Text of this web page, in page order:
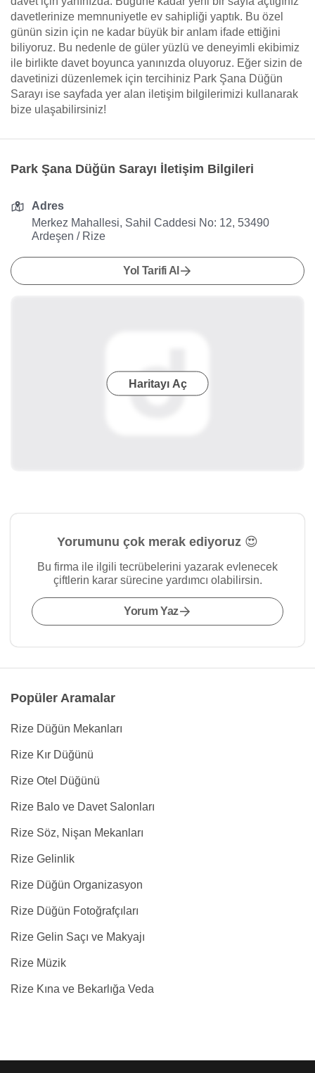
davetlerinize memnuniyetle ev sahipliği yaptık. Bu özel
günün sizin için ne kadar büyük bir anlam ifade ettiğini
biliyoruz. Bu nedenle de güler yüzlü ve deneyimli ekibimiz
ile birlikte davet boyunca yanınızda oluyoruz. Eğer sizin de
davetinizi düzenlemek için tercihiniz Park Şana Düğün
Sarayı ise sayfada yer alan iletişim bilgilerimizi kullanarak
bize ulaşabilirsiniz!
Park Şana Düğün Sarayı İletişim Bilgileri
Adres
Merkez Mahallesi, Sahil Caddesi No: 12, 53490
Ardeşen / Rize
Yol Tarifi Al
Haritayı Aç
Yorumunu çok merak ediyoruz 😍
Bu firma ile ilgili tecrübelerini yazarak evlenecek
çiftlerin karar sürecine yardımcı olabilirsin.
Yorum Yaz
Popüler Aramalar
Rize Düğün Mekanları
Rize Kır Düğünü
Rize Otel Düğünü
Rize Balo ve Davet Salonları
Rize Söz, Nişan Mekanları
Rize Gelinlik
Rize Düğün Organizasyon
Rize Düğün Fotoğrafçıları
Rize Gelin Saçı ve Makyajı
Rize Müzik
Rize Kına ve Bekarlığa Veda